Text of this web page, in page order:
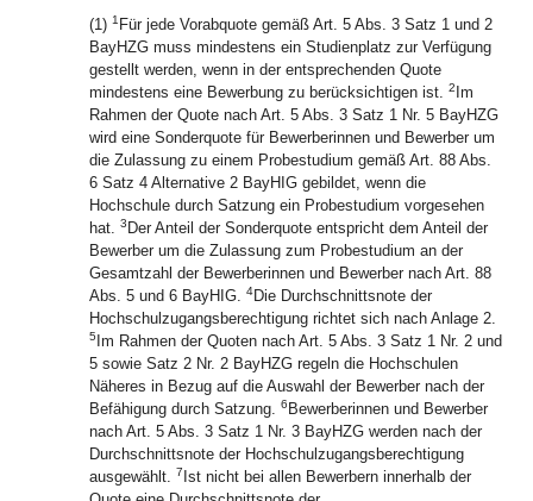
(1) 1 Für jede Vorabquote gemäß Art. 5 Abs. 3 Satz 1 und 2
BayHZG muss mindestens ein Studienplatz zur Verfügung
gestellt werden, wenn in der entsprechenden Quote
mindestens eine Bewerbung zu berücksichtigen ist. 2 Im
Rahmen der Quote nach Art. 5 Abs. 3 Satz 1 Nr. 5 BayHZG
wird eine Sonderquote für Bewerberinnen und Bewerber um
die Zulassung zu einem Probestudium gemäß Art. 88 Abs.
6 Satz 4 Alternative 2 BayHIG gebildet, wenn die
Hochschule durch Satzung ein Probestudium vorgesehen
hat. 3 Der Anteil der Sonderquote entspricht dem Anteil der
Bewerber um die Zulassung zum Probestudium an der
Gesamtzahl der Bewerberinnen und Bewerber nach Art. 88
Abs. 5 und 6 BayHIG. 4Die Durchschnittsnote der
Hochschulzugangsberechtigung richtet sich nach Anlage 2.
5 Im Rahmen der Quoten nach Art. 5 Abs. 3 Satz 1 Nr. 2 und
5 sowie Satz 2 Nr. 2 BayHZG regeln die Hochschulen
Näheres in Bezug auf die Auswahl der Bewerber nach der
Befähigung durch Satzung. 6 Bewerberinnen und Bewerber
nach Art. 5 Abs. 3 Satz 1 Nr. 3 BayHZG werden nach der
Durchschnittsnote der Hochschulzugangsberechtigung
ausgewählt. 7 Ist nicht bei allen Bewerbern innerhalb der